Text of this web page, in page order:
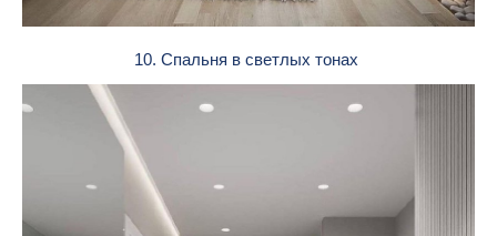
10. Спальня в светлых тонах